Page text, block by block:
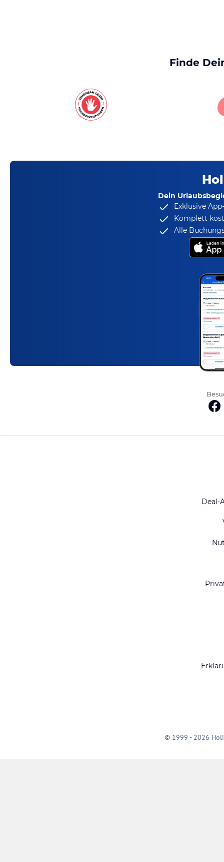
Finde
Dein
Exklusive
Komplett
Alle
Deal-
© 1999 - 2026